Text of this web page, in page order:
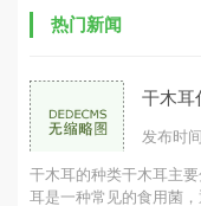
热门新闻
干木耳
发布时
干木耳的种类干木耳主
耳是一种常见的食用菌